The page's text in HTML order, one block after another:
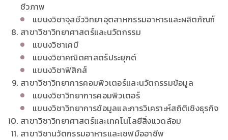
ชีวภาพ
แขนงวิชาจุลชีววิทยาอุตสาหกรรมอาหารและผลิตภัณฑ์
สาขาวิชาวิทยาศาสตร์และนวัตกรรม
แขนงวิชาเคมี
แขนงวิชาคณิตศาสตร์ประยุกต์
แขนงวิชาฟิสิกส์
สาขาวิชาวิทยาการคอมพิวเตอร์และนวัตกรรมข้อมูล
แขนงวิชาวิทยาการคอมพิวเตอร์
แขนงวิชาวิทยาการข้อมูลและการวิเคราะห์สถิติเชิงธุรกิจ
สาขาวิชาวิทยาศาสตร์และเทคโนโลยีสิ่งแวดล้อม
สาขาวิชานวัตกรรมอาหารและเชฟมืออาชีพ